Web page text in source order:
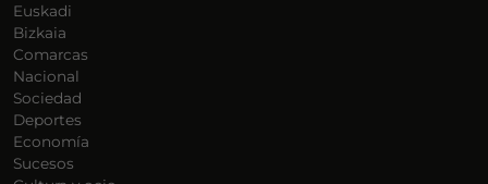
Euskadi
Bizkaia
Comarcas
Nacional
Sociedad
Deportes
Economía
Sucesos